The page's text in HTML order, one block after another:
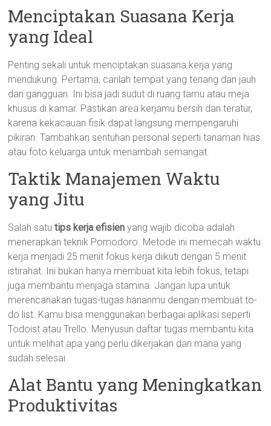
Menciptakan Suasana Kerja
yang Ideal
Penting sekali untuk menciptakan suasana kerja yang
mendukung. Pertama, carilah tempat yang tenang dan jauh
dari gangguan. Ini bisa jadi sudut di ruang tamu atau meja
khusus di kamar. Pastikan area kerjamu bersih dan teratur,
karena kekacauan fisik dapat langsung mempengaruhi
pikiran. Tambahkan sentuhan personal seperti tanaman hias
atau foto keluarga untuk menambah semangat.
Taktik Manajemen Waktu
yang Jitu
Salah satutips kerja efisien yang wajib dicoba adalah
menerapkan teknik Pomodoro. Metode ini memecah waktu
kerja menjadi 25 menit fokus kerja diikuti dengan 5 menit
istirahat. Ini bukan hanya membuat kita lebih fokus, tetapi
juga membantu menjaga stamina. Jangan lupa untuk
merencanakan tugas-tugas harianmu dengan membuat to-
do list. Kamu bisa menggunakan berbagai aplikasi seperti
Todoist atau Trello. Menyusun daftar tugas membantu kita
untuk melihat apa yang perlu dikerjakan dan mana yang
sudah selesai.
Alat Bantu yang Meningkatkan
Produktivitas